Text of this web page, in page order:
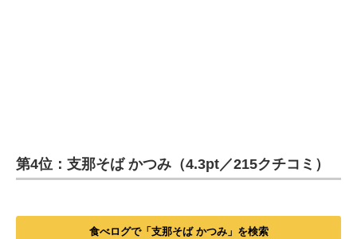
第4位：支那そば かつみ（4.3pt／215クチコミ）
食べログで「支那そば かつみ」を検索